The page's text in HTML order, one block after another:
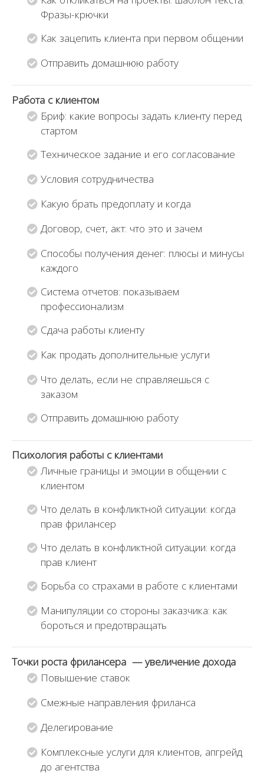
Фразы-крючки
Как зацепить клиента при первом общении
Отправить домашнюю работу
Работа с клиентом
Бриф: какие вопросы задать клиенту перед
стартом
Техническое задание и его согласование
Условия сотрудничества
Какую брать предоплату и когда
Договор, счет, акт: что это и зачем
Способы получения денег: плюсы и минусы
каждого
Система отчетов: показываем
профессионализм
Сдача работы клиенту
Как продать дополнительные услуги
Что делать, если не справляешься с
заказом
Отправить домашнюю работу
Психология работы с клиентами
Личные границы и эмоции в общении с
клиентом
Что делать в конфликтной ситуации: когда
прав фрилансер
Что делать в конфликтной ситуации: когда
прав клиент
Борьба со страхами в работе с клиентами
Манипуляции со стороны заказчика: как
бороться и предотвращать
Точки роста фрилансера — увеличение дохода
Повышение ставок
Смежные направления фриланса
Делегирование
Комплексные услуги для клиентов, апгрейд
до агентства